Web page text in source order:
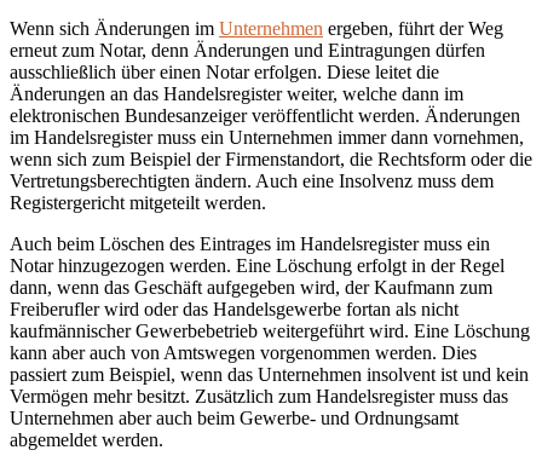
Wenn sich Änderungen im Unternehmen ergeben, führt der Weg
erneut zum Notar, denn Änderungen und Eintragungen dürfen
ausschließlich über einen Notar erfolgen. Diese leitet die
Änderungen an das Handelsregister weiter, welche dann im
elektronischen Bundesanzeiger veröffentlicht werden. Änderungen
im Handelsregister muss ein Unternehmen immer dann vornehmen,
wenn sich zum Beispiel der Firmenstandort, die Rechtsform oder die
Vertretungsberechtigten ändern. Auch eine Insolvenz muss dem
Registergericht mitgeteilt werden.
Auch beim Löschen des Eintrages im Handelsregister muss ein
Notar hinzugezogen werden. Eine Löschung erfolgt in der Regel
dann, wenn das Geschäft aufgegeben wird, der Kaufmann zum
Freiberufler wird oder das Handelsgewerbe fortan als nicht
kaufmännischer Gewerbebetrieb weitergeführt wird. Eine Löschung
kann aber auch von Amtswegen vorgenommen werden. Dies
passiert zum Beispiel, wenn das Unternehmen insolvent ist und kein
Vermögen mehr besitzt. Zusätzlich zum Handelsregister muss das
Unternehmen aber auch beim Gewerbe- und Ordnungsamt
abgemeldet werden.